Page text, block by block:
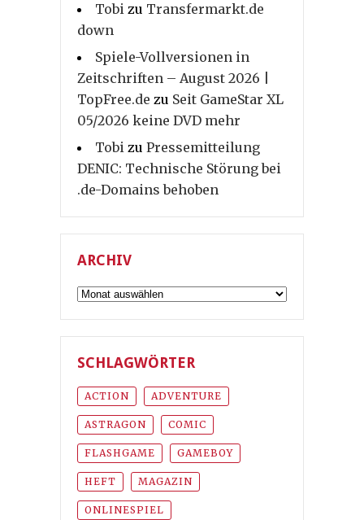
Tobi zu Transfermarkt.de
down
Spiele-Vollversionen in
Zeitschriften – August 2026 |
TopFree.de zu Seit GameStar XL
05/2026 keine DVD mehr
Tobi zu Pressemitteilung
DENIC: Technische Störung bei
.de-Domains behoben
ARCHIV
Archiv
SCHLAGWÖRTER
ACTION ADVENTURE
ASTRAGON COMIC
FLASHGAME GAMEBOY
HEFT MAGAZIN
ONLINESPIEL